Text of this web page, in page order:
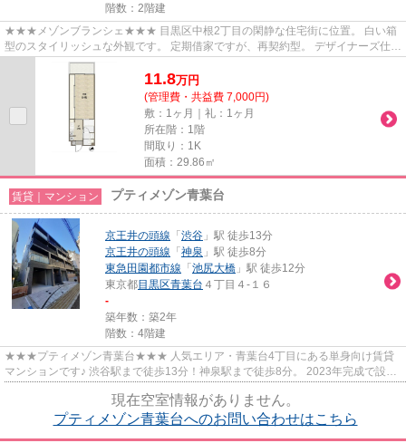
階数：2階建
★★★メゾンブランシェ★★★ 目黒区中根2丁目の閑静な住宅街に位置。 白い箱
型のスタイリッシュな外観です。 定期借家ですが、再契約型。 デザイナーズ仕様
のお部屋に住みたい方、ぜひお問...
11.8万円
(管理費・共益費 7,000円)
敷：1ヶ月｜礼：1ヶ月
所在階：1階
間取り：1K
面積：29.86㎡
賃貸｜マンション プティメゾン青葉台
京王井の頭線 「 渋谷 」駅 徒歩13分
京王井の頭線 「 神泉 」駅 徒歩8分
東急田園都市線 「 池尻大橋 」駅 徒歩12分
東京都目黒区青葉台 ４丁目４-１６
-
築年数：築2年
階数：4階建
★★★プティメゾン青葉台★★★ 人気エリア・青葉台4丁目にある単身向け賃貸
マンションです♪ 渋谷駅まで徒歩13分！神泉駅まで徒歩8分。 2023年完成で設備
現在空室情報がありません。
プティメゾン青葉台へのお問い合わせはこちら